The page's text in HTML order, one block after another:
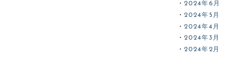
2024年6月
2024年5月
2024年4月
2024年3月
2024年2月